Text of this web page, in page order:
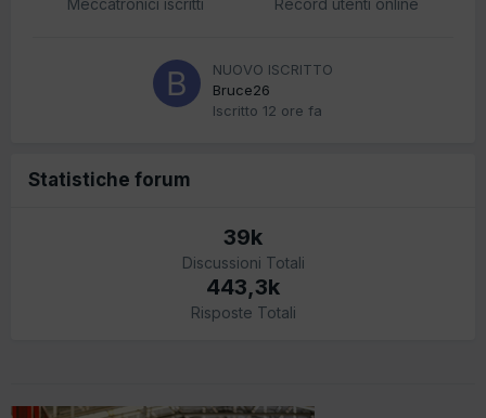
NUOVO ISCRITTO
Bruce26
Iscritto 12 ore fa
Statistiche forum
39k
Discussioni Totali
443,3k
Risposte Totali